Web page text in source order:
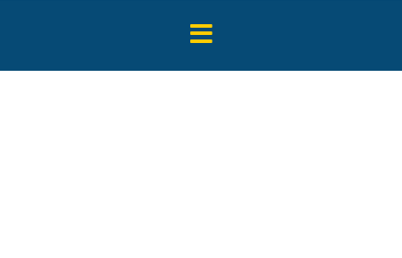
Directas